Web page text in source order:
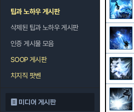
팁과 노하우 게시판
삭제된 팁과 노하우 게시판
인증 게시물 모음
SOOP 게시판
치지직 팟벤
미디어 게시판